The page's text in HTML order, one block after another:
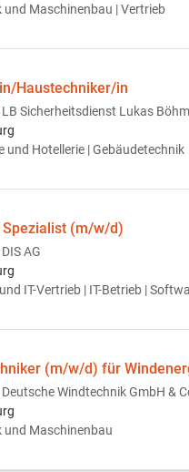
und Maschinenbau | Vertrieb
Haustechniker/in
LB Sicherheitsdienst Lukas
und Hotellerie | Gebäudetechnik
Spezialist (m/w/d)
DIS AG
IT-Vertrieb | IT-Betrieb |
(m/w/d) für
Deutsche Windtechnik GmbH &
und Maschinenbau